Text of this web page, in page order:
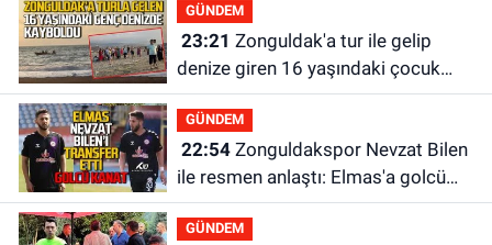
GÜNDEM
23:21
denize giren 16 yaşındaki çocuk
kayboldu: Son anları kamerada
GÜNDEM
22:54Zonguldakspor Nevzat Bilen
ile resmen anlaştı: Elmas'a golcü
kanat
GÜNDEM